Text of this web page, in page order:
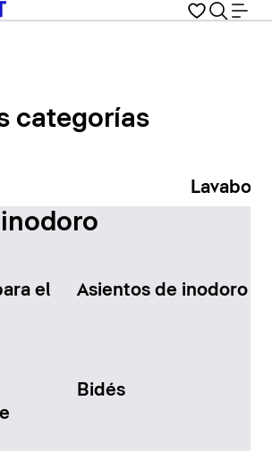
categorías
Lavabos
el
Asientos de inodoro
Bidés